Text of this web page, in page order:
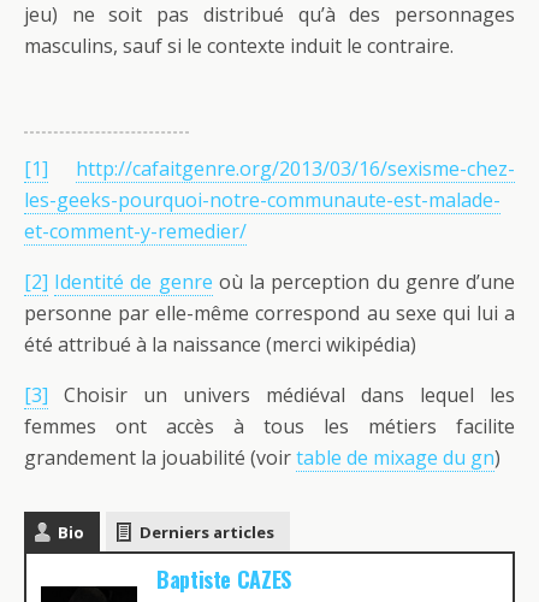
jeu) ne soit pas distribué qu’à des personnages
masculins, sauf si le contexte induit le contraire.
[1]
http://cafaitgenre.org/2013/03/16/sexisme-chez-
les-geeks-pourquoi-notre-communaute-est-malade-
et-comment-y-remedier/
[2] Identité de genre où la perception du genre d’une
personne par elle-même correspond au sexe qui lui a
été attribué à la naissance (merci wikipédia)
[3] Choisir un univers médiéval dans lequel les
femmes ont accès à tous les métiers facilite
grandement la jouabilité (voirtable de mixage du gn)
Bio Derniers articles
Baptiste CAZES